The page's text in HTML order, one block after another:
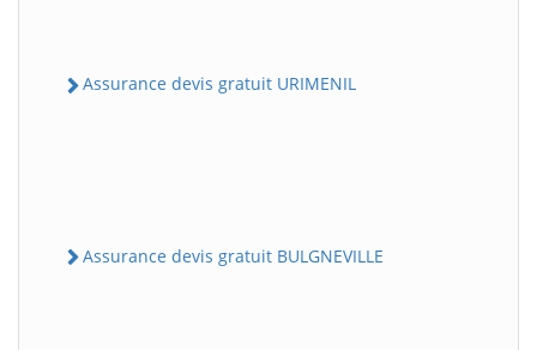
Assurance devis gratuit URIMENIL
Assurance devis gratuit BULGNEVILLE